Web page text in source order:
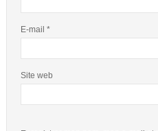
E-mail *
Site web